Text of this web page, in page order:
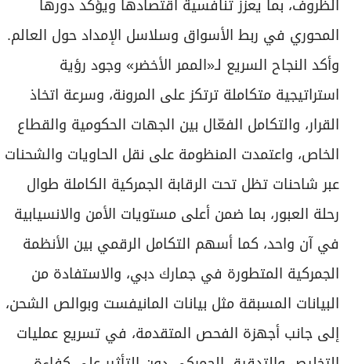
الظروف، بما يعزز تنافسية اقتصادها ويؤكد دورها
المحوري في ربط الأسواق وسلاسل الإمداد حول العالم.
وأكد النجاح السريع لـ«الممر الأخضر» وجود رؤية
استراتيجية متكاملة ترتكز على المرونة، وسرعة اتخاذ
القرار، والتكامل الفعّال بين الجهات الحكومية والقطاع
الخاص، واعتمدت المنظومة على نقل الحاويات والشحنات
عبر شاحنات تظل تحت الرقابة الجمركية الكاملة طوال
رحلة العبور، بما ضمن أعلى مستويات الأمن والانسيابية
في آن واحد، كما أسهم التكامل الرقمي بين الأنظمة
الجمركية المتطورة في جمارك دبي، والاستفادة من
البيانات المسبقة مثل بيانات المانيفست وبوالص الشحن،
إلى جانب أجهزة الفحص المتقدمة، في تسريع عمليات